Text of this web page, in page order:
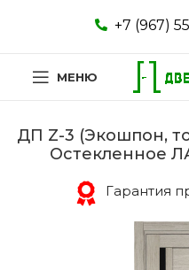
+7 (967)
МЕНЮ
ДП Z-3 (Экошпон,
Остекленное
Гарантия